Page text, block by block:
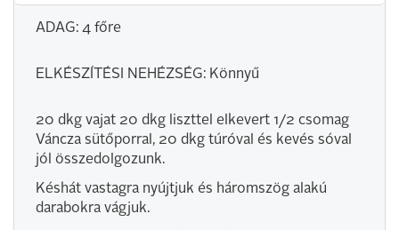
ADAG: 4 főre
ELKÉSZÍTÉSI NEHÉZSÉG: Könnyű
20 dkg vajat 20 dkg liszttel elkevert 1/2 csomag
Váncza sütőporral, 20 dkg túróval és kevés sóval
jól összedolgozunk.
Késhát vastagra nyújtjuk és háromszög alakú
darabokra vágjuk.